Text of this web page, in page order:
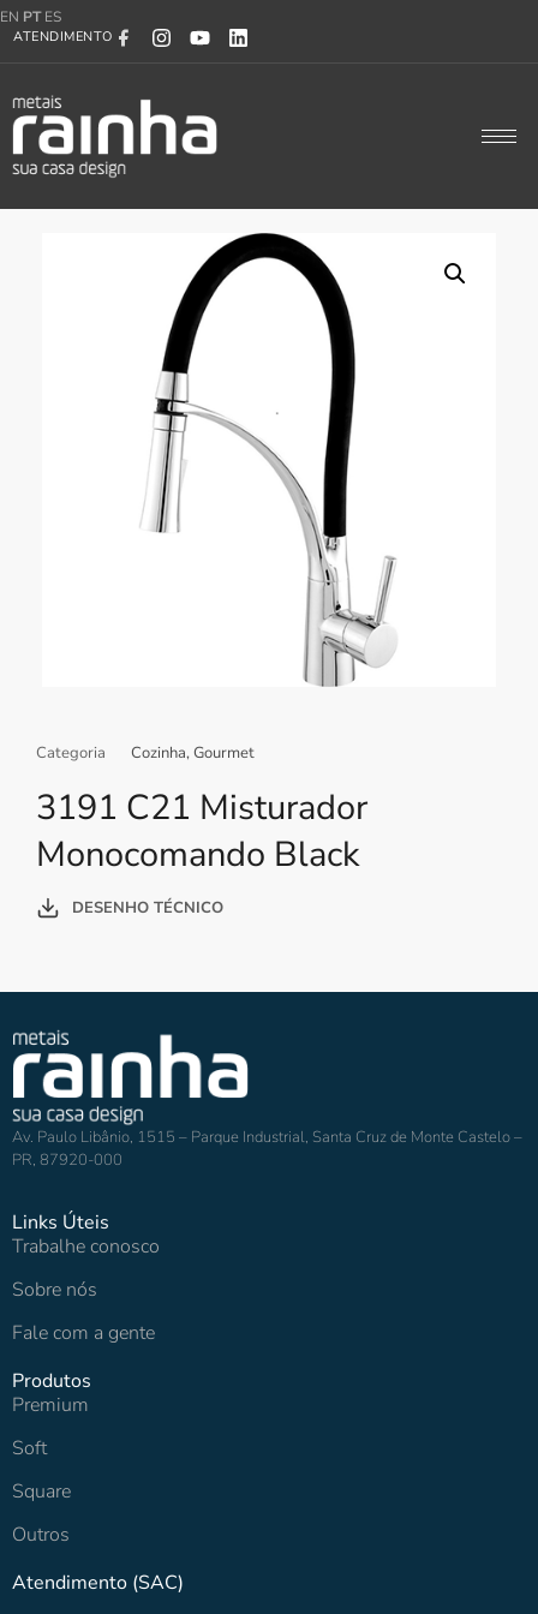
EN PT ES
ATENDIMENTO
Categoria Cozinha,Gourmet
3191 C21 Misturador
Monocomando Black
DESENHO TÉCNICO
Av. Paulo Libânio, 1515 – Parque Industrial, Santa Cruz de Monte Castelo –
PR, 87920-000
Links Úteis
Trabalhe conosco
Sobre nós
Fale com a gente
Produtos
Premium
Soft
Square
Outros
Atendimento (SAC)